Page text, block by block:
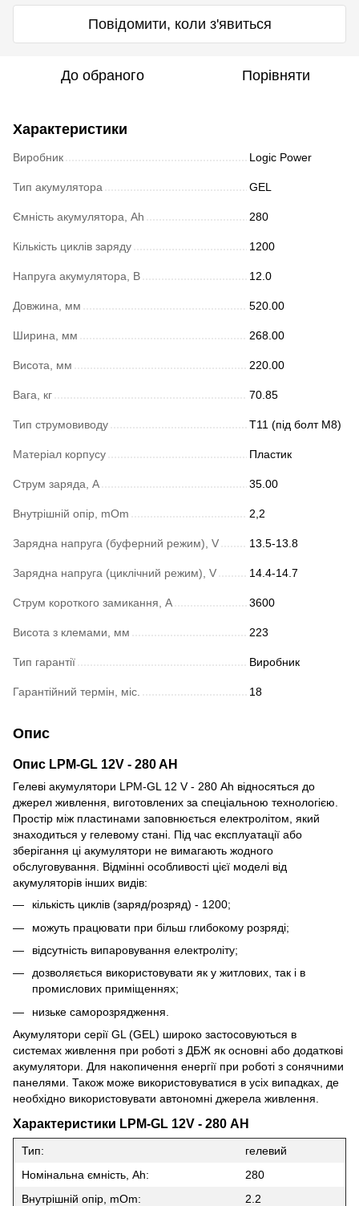
Повідомити, коли з'явиться
До обраного Порівняти
Характеристики
Виробник Logic Power
Тип акумулятора GEL
Ємність акумулятора, Ah 280
Кількість циклів заряду 1200
Напруга акумулятора, В 12.0
Довжина, мм 520.00
Ширина, мм 268.00
Висота, мм 220.00
Вага, кг 70.85
Тип струмовиводу Т11 (під болт М8)
Матеріал корпусу Пластик
Струм заряда, А 35.00
Внутрішній опір, mOm 2,2
Зарядна напруга (буферний режим), V 13.5-13.8
Зарядна напруга (циклічний режим), V 14.4-14.7
Струм короткого замикання, A 3600
Висота з клемами, мм 223
Тип гарантії Виробник
Гарантійний термін, міс. 18
Опис
Опис LPM-GL 12V - 280 AH
Гелеві акумулятори LPM-GL 12 V - 280 Аh відносяться до
джерел живлення, виготовлених за спеціальною технологією.
Простір між пластинами заповнюється електролітом, який
знаходиться у гелевому стані. Під час експлуатації або
зберігання ці акумулятори не вимагають жодного
обслуговування. Відмінні особливості цієї моделі від
акумуляторів інших видів:
кількість циклів (заряд/розряд) - 1200;
можуть працювати при більш глибокому розряді;
відсутність випаровування електроліту;
дозволяється використовувати як у житлових, так і в
промислових приміщеннях;
низьке саморозрядження.
Акумулятори серії GL (GEL) широко застосовуються в
системах живлення при роботі з ДБЖ як основні або додаткові
акумулятори. Для накопичення енергії при роботі з сонячними
панелями. Також може використовуватися в усіх випадках, де
необхідно використовувати автономні джерела живлення.
Характеристики LPM-GL 12V - 280 AH
Тип:
гелевий
Номінальна ємність, Ah:
280
Внутрішній опір, mOm:
2.2